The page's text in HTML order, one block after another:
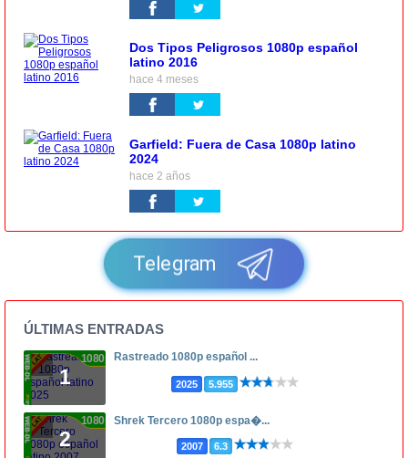
Dos Tipos Peligrosos 1080p español
latino 2016
hace 4 meses
Garfield: Fuera de Casa 1080p latino
2024
hace 2 años
Telegram
ÚLTIMAS ENTRADAS
1
1080p Rastreado 1080p español ...
2025 5.955
2
1080p Shrek Tercero 1080p espa�...
2007 6.3